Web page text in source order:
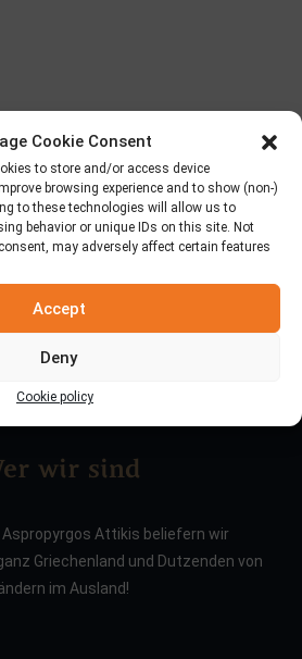
Cookie Consent
to store and/or access device
browsing experience and to show (non-)
to these technologies will allow us to
behavior or unique IDs on this site. Not
may adversely affect certain features
Accept
Deny
Cookie policy
wir sind
Attikis beliefern wir
Griechenland und Dutzenden von
im Ausland!